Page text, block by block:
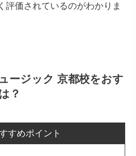
評価されているのがわかりま
ージック 京都校をおす
？
すめポイント